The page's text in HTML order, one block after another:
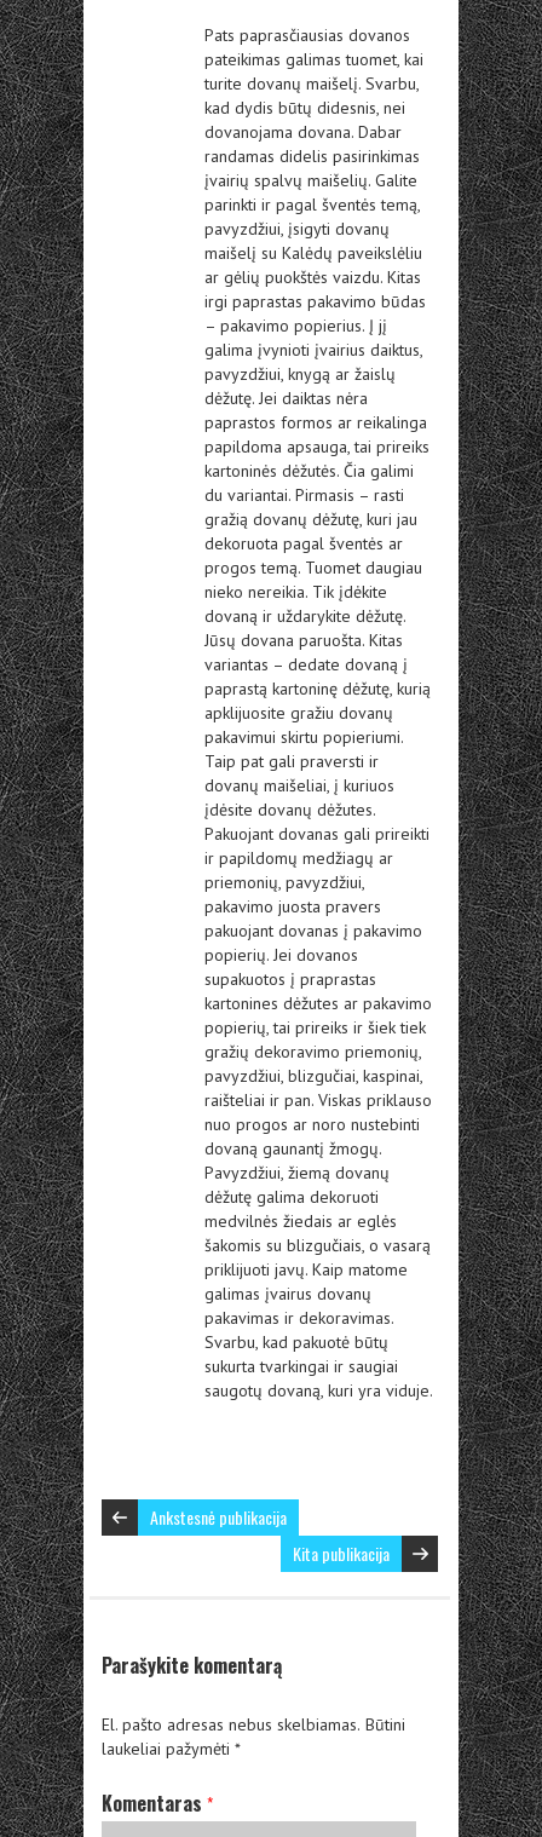
Pats paprasčiausias dovanos
pateikimas galimas tuomet, kai
turite dovanų maišelį. Svarbu,
kad dydis būtų didesnis, nei
dovanojama dovana. Dabar
randamas didelis pasirinkimas
įvairių spalvų maišelių. Galite
parinkti ir pagal šventės temą,
pavyzdžiui, įsigyti dovanų
maišelį su Kalėdų paveikslėliu
ar gėlių puokštės vaizdu. Kitas
irgi paprastas pakavimo būdas
– pakavimo popierius. Į jį
galima įvynioti įvairius daiktus,
pavyzdžiui, knygą ar žaislų
dėžutę. Jei daiktas nėra
paprastos formos ar reikalinga
papildoma apsauga, tai prireiks
kartoninės dėžutės. Čia galimi
du variantai. Pirmasis – rasti
gražią dovanų dėžutę, kuri jau
dekoruota pagal šventės ar
progos temą. Tuomet daugiau
nieko nereikia. Tik įdėkite
dovaną ir uždarykite dėžutę.
Jūsų dovana paruošta. Kitas
variantas – dedate dovaną į
paprastą kartoninę dėžutę, kurią
apklijuosite gražiu dovanų
pakavimui skirtu popieriumi.
Taip pat gali praversti ir
dovanų maišeliai, į kuriuos
įdėsite dovanų dėžutes.
Pakuojant dovanas gali prireikti
ir papildomų medžiagų ar
priemonių, pavyzdžiui,
pakavimo juosta pravers
pakuojant dovanas į pakavimo
popierių. Jei dovanos
supakuotos į praprastas
kartonines dėžutes ar pakavimo
popierių, tai prireiks ir šiek tiek
gražių dekoravimo priemonių,
pavyzdžiui, blizgučiai, kaspinai,
raišteliai ir pan. Viskas priklauso
nuo progos ar noro nustebinti
dovaną gaunantį žmogų.
Pavyzdžiui, žiemą dovanų
dėžutę galima dekoruoti
medvilnės žiedais ar eglės
šakomis su blizgučiais, o vasarą
priklijuoti javų. Kaip matome
galimas įvairus dovanų
pakavimas ir dekoravimas.
Svarbu, kad pakuotė būtų
sukurta tvarkingai ir saugiai
saugotų dovaną, kuri yra viduje.
Ankstesnė publikacija
Kita publikacija
Parašykite komentarą
El. pašto adresas nebus skelbiamas. Būtini
laukeliai pažymėti *
Komentaras *